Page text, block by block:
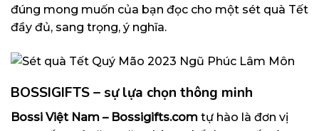
đúng mong muốn của bạn đọc cho một sét quà Tết
đầy đủ, sang trọng, ý nghĩa.
BOSSIGIFTS – sự lựa chọn thông minh
Bossi Việt Nam – Bossigifts.com tự hào là đơn vị